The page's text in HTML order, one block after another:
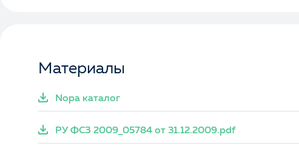
Материалы
Nopa каталог
РУ ФСЗ 2009_05784 от 31.12.2009.pdf